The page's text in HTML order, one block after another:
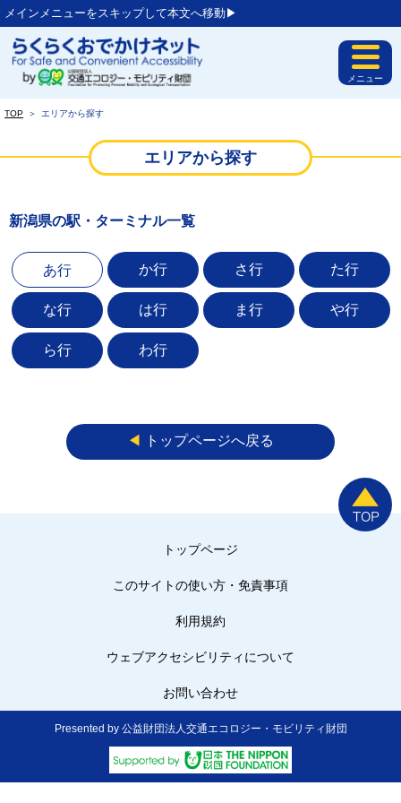
メインメニューをスキップして本文へ移動▶︎
メニュー
TOP ＞ エリアから探す
エリアから探す
新潟県の駅・ターミナル一覧
あ行 か行 さ行 た行
な行 は行 ま行 や行
ら行 わ行
◀︎ トップページへ戻る
トップページ
このサイトの使い方・免責事項
利用規約
ウェブアクセシビリティについて
お問い合わせ
Presented by 公益財団法人交通エコロジー・モビリティ財団